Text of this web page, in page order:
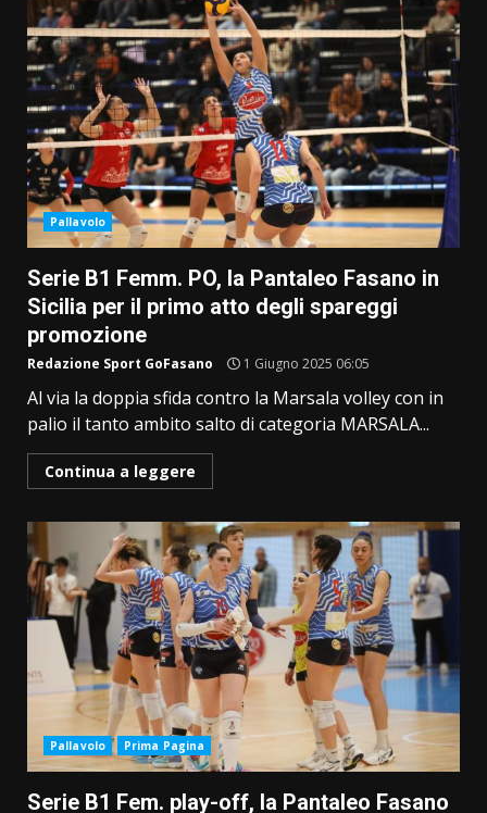
Pallavolo
Serie B1 Femm. PO, la Pantaleo Fasano in
Sicilia per il primo atto degli spareggi
promozione
Redazione Sport GoFasano 1 Giugno 2025 06:05
Al via la doppia sfida contro la Marsala volley con in
palio il tanto ambito salto di categoria MARSALA...
Continua a leggere
Pallavolo Prima Pagina
Serie B1 Fem. play-off, la Pantaleo Fasano